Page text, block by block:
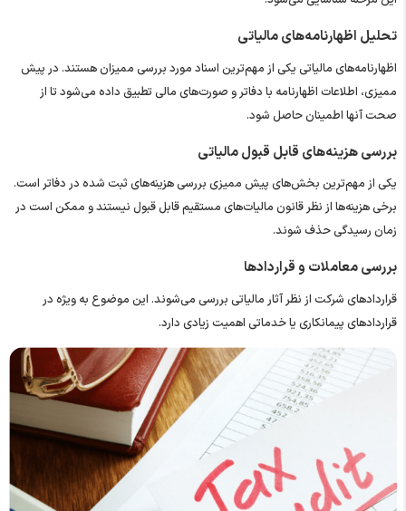
تحلیل اظهارنامه‌های مالیاتی
اظهارنامه‌های مالیاتی یکی از مهم‌ترین اسناد مورد بررسی ممیزان هستند. در پیش
ممیزی، اطلاعات اظهارنامه با دفاتر و صورت‌های مالی تطبیق داده می‌شود تا از
صحت آنها اطمینان حاصل شود.
بررسی هزینه‌های قابل قبول مالیاتی
یکی از مهم‌ترین بخش‌های پیش ممیزی بررسی هزینه‌های ثبت شده در دفاتر است.
برخی هزینه‌ها از نظر قانون مالیات‌های مستقیم قابل قبول نیستند و ممکن است در
زمان رسیدگی حذف شوند.
بررسی معاملات و قراردادها
قراردادهای شرکت از نظر آثار مالیاتی بررسی می‌شوند. این موضوع به ‌ویژه در
قراردادهای پیمانکاری یا خدماتی اهمیت زیادی دارد.